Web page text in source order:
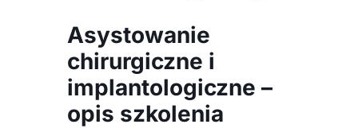
Asystowanie
chirurgiczne i
implantologiczne –
opis szkolenia